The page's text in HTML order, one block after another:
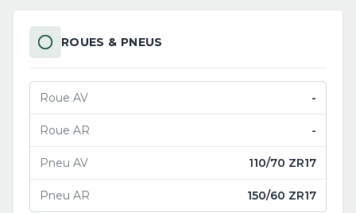
ROUES & PNEUS
Roue AV -
Roue AR -
Pneu AV 110/70 ZR17
Pneu AR 150/60 ZR17